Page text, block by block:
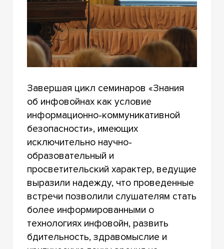
Завершая цикл семинаров «Знания
об инфовойнах как условие
информационно-коммуникативной
безопасности», имеющих
исключительно научно-
образовательный и
просветительский характер, ведущие
выразили надежду, что проведенные
встречи позволили слушателям стать
более информированными о
технологиях инфовойн, развить
бдительность, здравомыслие и